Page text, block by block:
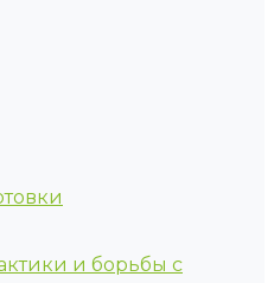
и борьбы с